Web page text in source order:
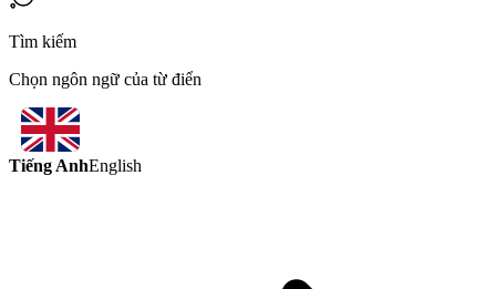
Tìm kiếm
Chọn ngôn ngữ của từ điển
Tiếng AnhEnglish